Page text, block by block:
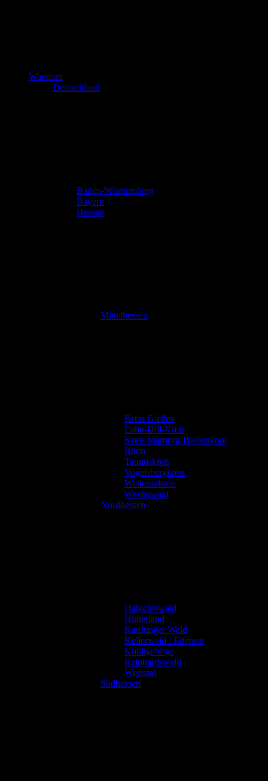
Wandern
Deutschland
Baden-Württemberg
Bayern
Hessen
Mittelhessen
Kreis Gießen
Lahn-Dill-Kreis
Kreis Marburg-Biedenkopf
Rhön
Taunuskreis
Vogelsbergkreis
Wetteraukreis
Westerwald
Nordhessen
Habichtswald
Hinterland
Kaufunger Wald
Kellerwald / Edersee
Knüllgebirge
Reinhardswald
Werratal
Südhessen